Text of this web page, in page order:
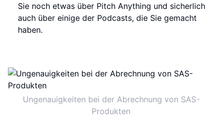
Sie noch etwas über Pitch Anything und sicherlich
auch über einige der Podcasts, die Sie gemacht
haben.
Ungenauigkeiten bei der Abrechnung von SAS-
Produkten